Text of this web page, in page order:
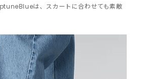
は、スカートに合わせても素敵